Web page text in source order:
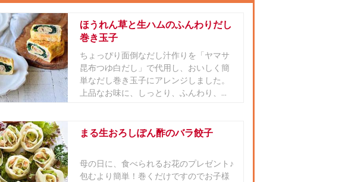
ほうれん草と生ハムのふんわりだし
巻き玉子
ちょっぴり面倒なだし汁作りを「ヤマサ
昆布つゆ白だし」で代用し、おいしく簡
単なだし巻き玉子にアレンジしました。
上品なお味に、しっとり、ふんわり、...
まる生おろしぽん酢のバラ餃子
母の日に、食べられるお花のプレゼント♪
包むより簡単！巻くだけですのでお子様